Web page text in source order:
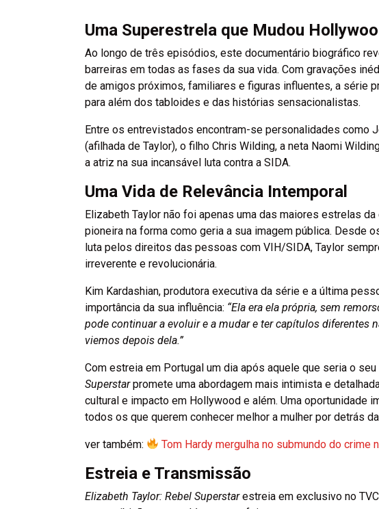
Uma Superestrela que Mudou
Ao longo de três episódios, este documentário biográfico
barreiras em todas as fases da sua vida. Com gravações
de amigos próximos, familiares e figuras influentes, a série
para além dos tabloides e das histórias sensacionalistas.
Entre os entrevistados encontram-se personalidades como
(afilhada de Taylor), o filho Chris Wilding, a neta Naomi
a atriz na sua incansável luta contra a SIDA.
Uma Vida de Relevância Intemporal
Elizabeth Taylor não foi apenas uma das maiores estrelas
pioneira na forma como geria a sua imagem pública. Desde
luta pelos direitos das pessoas com VIH/SIDA, Taylor
irreverente e revolucionária.
Kim Kardashian, produtora executiva da série e a última
importância da sua influência: “Ela era ela própria, sem
pode continuar a evoluir e a mudar e ter capítulos diferentes
viemos depois dela.”
Com estreia em Portugal um dia após aquele que seria o seu
Superstarpromete uma abordagem mais intimista e
cultural e impacto em Hollywood e além. Uma oportunidade
todos os que querem conhecer melhor a mulher por detrás
ver também: Tom Hardy mergulha no submundo do
Estreia e Transmissão
Elizabeth Taylor: Rebel Superstarestreia em exclusivo no